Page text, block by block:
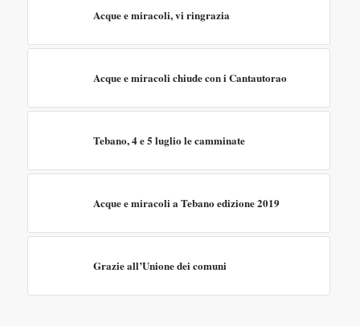
Acque e miracoli, vi ringrazia
Acque e miracoli chiude con i Cantautorao
Tebano, 4 e 5 luglio le camminate
Acque e miracoli a Tebano edizione 2019
Grazie all’Unione dei comuni